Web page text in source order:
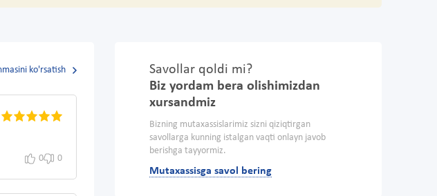
ko'rsatish
0 0
Savollar qoldi mi?
Biz yordam bera olishimizdan
xursandmiz
Bizning mutaxassislarimiz sizni qiziqtirgan
savollarga kunning istalgan vaqti onlayn javob
berishga tayyormiz.
Mutaxassisga savol bering